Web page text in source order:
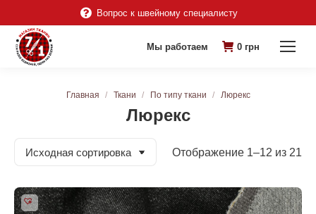
Вопрос к швейному специалисту
Мы работаем 0 грн
Люрекс
Вы здесь:
Главная Ткани По типу ткани Люрекс
Отображение 1–12 из 21